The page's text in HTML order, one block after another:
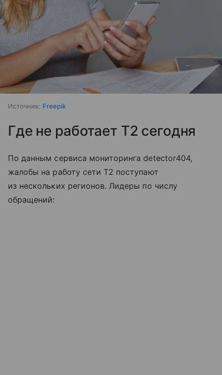
Источник: Freepik
Где не работает T2 сегодня
По данным сервиса мониторинга detector404,
жалобы на работу сети T2 поступают
из нескольких регионов. Лидеры по числу
обращений: